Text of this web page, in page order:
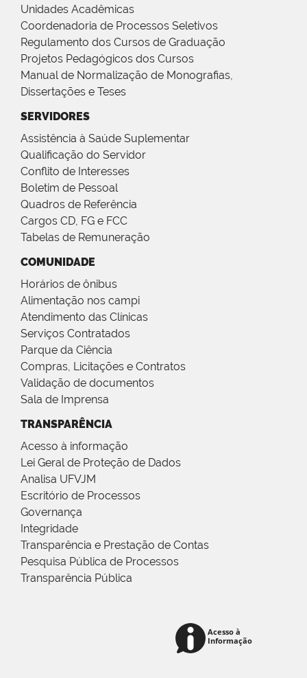
Unidades Acadêmicas
Coordenadoria de Processos Seletivos
Regulamento dos Cursos de Graduação
Projetos Pedagógicos dos Cursos
Manual de Normalização de Monografias,
Dissertações e Teses
SERVIDORES
Assistência à Saúde Suplementar
Qualificação do Servidor
Conflito de Interesses
Boletim de Pessoal
Quadros de Referência
Cargos CD, FG e FCC
Tabelas de Remuneração
COMUNIDADE
Horários de ônibus
Alimentação nos campi
Atendimento das Clínicas
Serviços Contratados
Parque da Ciência
Compras, Licitações e Contratos
Validação de documentos
Sala de Imprensa
TRANSPARÊNCIA
Acesso à informação
Lei Geral de Proteção de Dados
Analisa UFVJM
Escritório de Processos
Governança
Integridade
Transparência e Prestação de Contas
Pesquisa Pública de Processos
Transparência Pública